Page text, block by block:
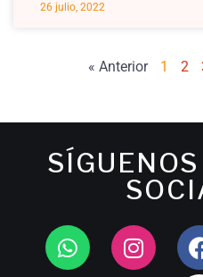
26 julio, 2022
« Anterior 1 2